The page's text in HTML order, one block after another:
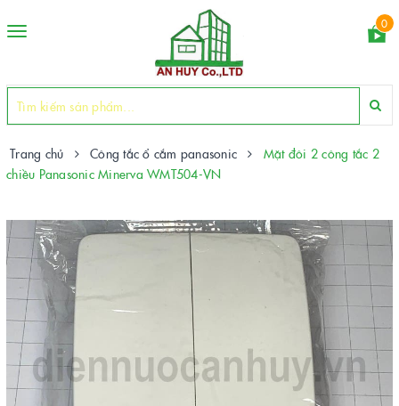
Toggle
0
Trang chủ Công tắc ổ cắm panasonic
Mặt đôi 2 công tắc 2
chiều Panasonic Minerva WMT504-VN